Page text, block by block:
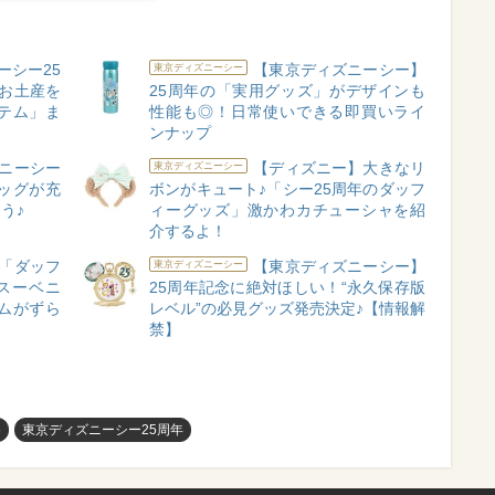
シー25
土産を
ム」ま
東京ディズニーシー
【東京ディズニーシー】
25周年の「実用グッズ」がデザインも
性能も◎！日常使いできる即買いライ
ンナップ
ーシー
グが充
♪
東京ディズニーシー
【ディズニー】大きなリ
ボンがキュート♪「シー25周年のダッフ
ィーグッズ」激かわカチューシャを紹
介するよ！
ダッフ
ーベニ
がずら
東京ディズニーシー
【東京ディズニーシー】
25周年記念に絶対ほしい！“永久保存版
レベル”の必見グッズ発売決定♪【情報解
禁】
東京ディズニーシー25周年